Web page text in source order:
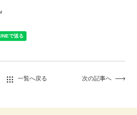
一覧へ戻る 次の記事へ